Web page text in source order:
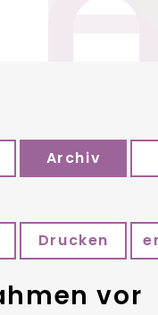
Archiv
Drucken
vor